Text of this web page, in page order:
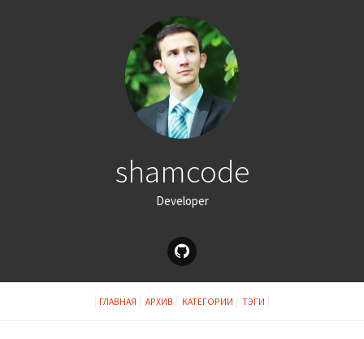
shamcode
Developer
ГЛАВНАЯ АРХИВ КАТЕГОРИИ ТЭГИ